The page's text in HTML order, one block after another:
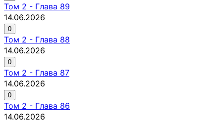
Том 2 - Глава 89
14.06.2026
0
Том 2 - Глава 88
14.06.2026
0
Том 2 - Глава 87
14.06.2026
0
Том 2 - Глава 86
14.06.2026